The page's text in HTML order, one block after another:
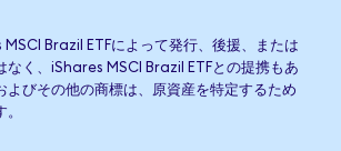
Brazil ETFによって発行、後援、または
なく、iShares MSCI Brazil ETFとの提携もあ
よびその他の商標は、原資産を特定するため